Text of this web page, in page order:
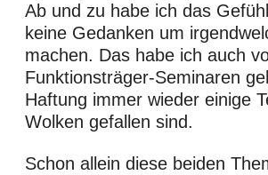
Ab und zu habe ich das
keine Gedanken um
machen. Das habe ich auch
Funktionsträger-Seminaren
Haftung immer wieder einige
Wolken gefallen sind.
Schon allein diese beiden